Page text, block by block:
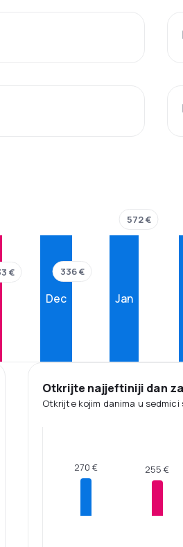
€
Dec
336 €
Jan
572 €
Otkrijte najjeftiniji dan
Otkrijte kojim danima u
270 € 255 €